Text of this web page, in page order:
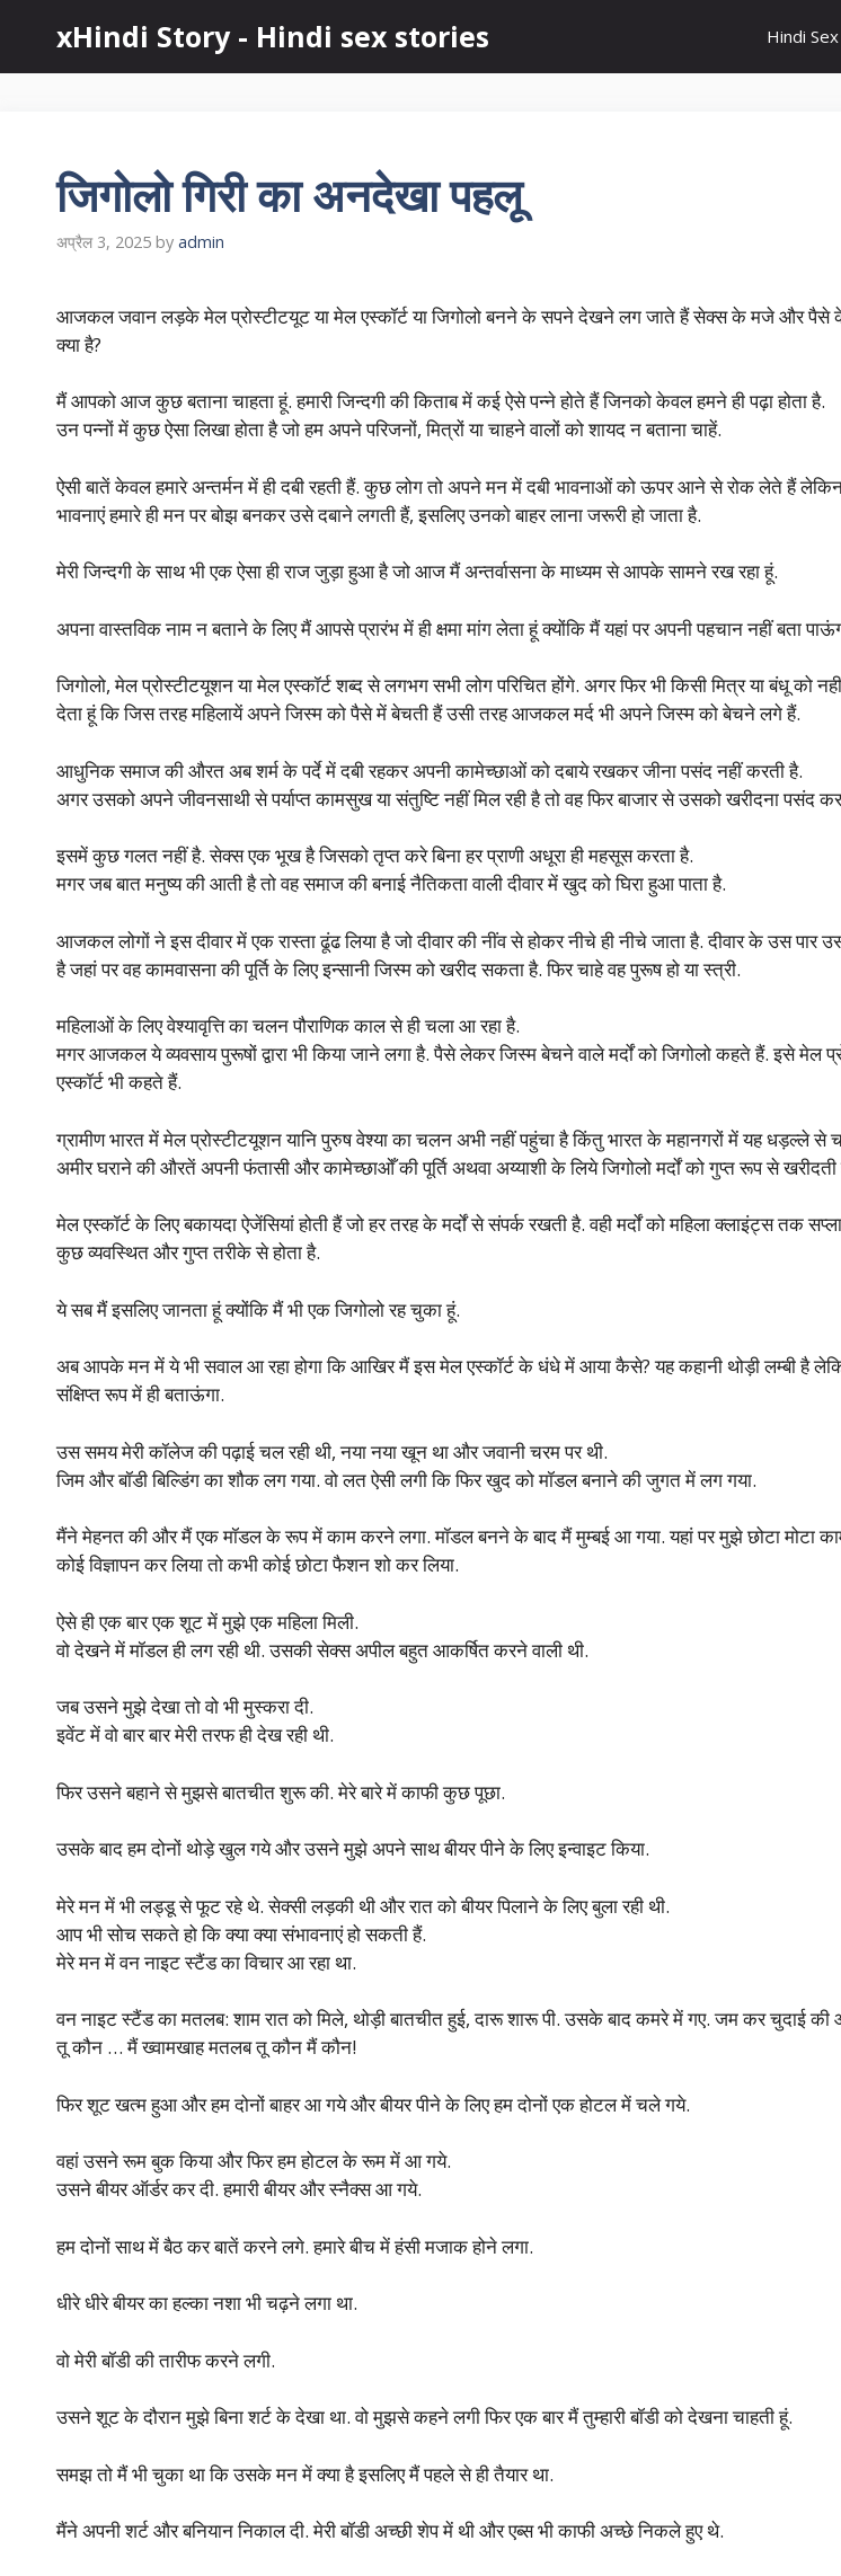
content
xHindi Story - Hindi sex stories Hindi
जिगोलो गिरी का अनदेखा पहलू
अप्रैल 3, 2025 by admin
आजकल जवान लड़के मेल प्रोस्टीटयूट या मेल एस्कॉर्ट या जिगोलो बनने के सपने देखने लग जाते हैं सेक्स के मजे और पैसे
क्या है?
मैं आपको आज कुछ बताना चाहता हूं. हमारी जिन्दगी की किताब में कई ऐसे पन्ने होते हैं जिनको केवल हमने ही पढ़ा होता है.
उन पन्नों में कुछ ऐसा लिखा होता है जो हम अपने परिजनों, मित्रों या चाहने वालों को शायद न बताना चाहें.
ऐसी बातें केवल हमारे अन्तर्मन में ही दबी रहती हैं. कुछ लोग तो अपने मन में दबी भावनाओं को ऊपर आने से रोक लेते हैं
भावनाएं हमारे ही मन पर बोझ बनकर उसे दबाने लगती हैं, इसलिए उनको बाहर लाना जरूरी हो जाता है.
मेरी जिन्दगी के साथ भी एक ऐसा ही राज जुड़ा हुआ है जो आज मैं अन्तर्वासना के माध्यम से आपके सामने रख रहा हूं.
अपना वास्तविक नाम न बताने के लिए मैं आपसे प्रारंभ में ही क्षमा मांग लेता हूं क्योंकि मैं यहां पर अपनी पहचान नहीं बता
जिगोलो, मेल प्रोस्टीटयूशन या मेल एस्कॉर्ट शब्द से लगभग सभी लोग परिचित होंगे. अगर फिर भी किसी मित्र या बंधू को
देता हूं कि जिस तरह महिलायें अपने जिस्म को पैसे में बेचती हैं उसी तरह आजकल मर्द भी अपने जिस्म को बेचने लगे हैं.
आधुनिक समाज की औरत अब शर्म के पर्दे में दबी रहकर अपनी कामेच्छाओं को दबाये रखकर जीना पसंद नहीं करती है.
अगर उसको अपने जीवनसाथी से पर्याप्त कामसुख या संतुष्टि नहीं मिल रही है तो वह फिर बाजार से उसको खरीदना पसंद
इसमें कुछ गलत नहीं है. सेक्स एक भूख है जिसको तृप्त करे बिना हर प्राणी अधूरा ही महसूस करता है.
मगर जब बात मनुष्य की आती है तो वह समाज की बनाई नैतिकता वाली दीवार में खुद को घिरा हुआ पाता है.
आजकल लोगों ने इस दीवार में एक रास्ता ढूंढ लिया है जो दीवार की नींव से होकर नीचे ही नीचे जाता है. दीवार के उस पार
है जहां पर वह कामवासना की पूर्ति के लिए इन्सानी जिस्म को खरीद सकता है. फिर चाहे वह पुरूष हो या स्त्री.
महिलाओं के लिए वेश्यावृत्ति का चलन पौराणिक काल से ही चला आ रहा है.
मगर आजकल ये व्यवसाय पुरूषों द्वारा भी किया जाने लगा है. पैसे लेकर जिस्म बेचने वाले मर्दों को जिगोलो कहते हैं. इसे मेल
एस्कॉर्ट भी कहते हैं.
ग्रामीण भारत में मेल प्रोस्टीटयूशन यानि पुरुष वेश्या का चलन अभी नहीं पहुंचा है किंतु भारत के महानगरों में यह धड़ल्ले से
अमीर घराने की औरतें अपनी फंतासी और कामेच्छाओँ की पूर्ति अथवा अय्याशी के लिये जिगोलो मर्दों को गुप्त रूप से खरीदती
मेल एस्कॉर्ट के लिए बकायदा ऐजेंसियां होती हैं जो हर तरह के मर्दों से संपर्क रखती है. वही मर्दों को महिला क्लाइंट्स तक
कुछ व्यवस्थित और गुप्त तरीके से होता है.
ये सब मैं इसलिए जानता हूं क्योंकि मैं भी एक जिगोलो रह चुका हूं.
अब आपके मन में ये भी सवाल आ रहा होगा कि आखिर मैं इस मेल एस्कॉर्ट के धंधे में आया कैसे? यह कहानी थोड़ी लम्बी है
संक्षिप्त रूप में ही बताऊंगा.
उस समय मेरी कॉलेज की पढ़ाई चल रही थी, नया नया खून था और जवानी चरम पर थी.
जिम और बॉडी बिल्डिंग का शौक लग गया. वो लत ऐसी लगी कि फिर खुद को मॉडल बनाने की जुगत में लग गया.
मैंने मेहनत की और मैं एक मॉडल के रूप में काम करने लगा. मॉडल बनने के बाद मैं मुम्बई आ गया. यहां पर मुझे छोटा मोटा
कोई विज्ञापन कर लिया तो कभी कोई छोटा फैशन शो कर लिया.
ऐसे ही एक बार एक शूट में मुझे एक महिला मिली.
वो देखने में मॉडल ही लग रही थी. उसकी सेक्स अपील बहुत आकर्षित करने वाली थी.
जब उसने मुझे देखा तो वो भी मुस्करा दी.
इवेंट में वो बार बार मेरी तरफ ही देख रही थी.
फिर उसने बहाने से मुझसे बातचीत शुरू की. मेरे बारे में काफी कुछ पूछा.
उसके बाद हम दोनों थोड़े खुल गये और उसने मुझे अपने साथ बीयर पीने के लिए इन्वाइट किया.
मेरे मन में भी लड्डू से फूट रहे थे. सेक्सी लड़की थी और रात को बीयर पिलाने के लिए बुला रही थी.
आप भी सोच सकते हो कि क्या क्या संभावनाएं हो सकती हैं.
मेरे मन में वन नाइट स्टैंड का विचार आ रहा था.
वन नाइट स्टैंड का मतलब: शाम रात को मिले, थोड़ी बातचीत हुई, दारू शारू पी. उसके बाद कमरे में गए. जम कर चुदाई
तू कौन … मैं ख्वामखाह मतलब तू कौन मैं कौन!
फिर शूट खत्म हुआ और हम दोनों बाहर आ गये और बीयर पीने के लिए हम दोनों एक होटल में चले गये.
वहां उसने रूम बुक किया और फिर हम होटल के रूम में आ गये.
उसने बीयर ऑर्डर कर दी. हमारी बीयर और स्नैक्स आ गये.
हम दोनों साथ में बैठ कर बातें करने लगे. हमारे बीच में हंसी मजाक होने लगा.
धीरे धीरे बीयर का हल्का नशा भी चढ़ने लगा था.
वो मेरी बॉडी की तारीफ करने लगी.
उसने शूट के दौरान मुझे बिना शर्ट के देखा था. वो मुझसे कहने लगी फिर एक बार मैं तुम्हारी बॉडी को देखना चाहती हूं.
समझ तो मैं भी चुका था कि उसके मन में क्या है इसलिए मैं पहले से ही तैयार था.
मैंने अपनी शर्ट और बनियान निकाल दी. मेरी बॉडी अच्छी शेप में थी और एब्स भी काफी अच्छे निकले हुए थे.